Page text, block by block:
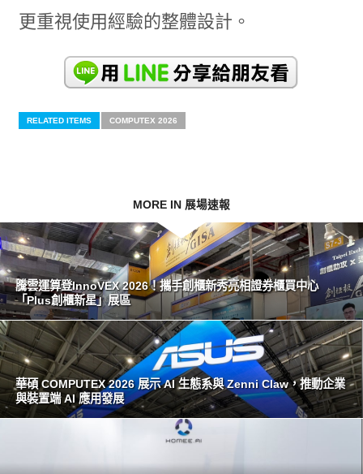
更重視使用經驗的整體設計。
RELATED ITEMS COMPUTEX 2026
MORE IN 展場速報
騰雲運算登InnoVEX 2026！攜手創櫃新秀亮相證券櫃買中心
「Plus創櫃新星」展區
華碩 COMPUTEX 2026 展示 AI 生態系與 Zenni Claw，推動企業
與裝置端 AI 應用發展